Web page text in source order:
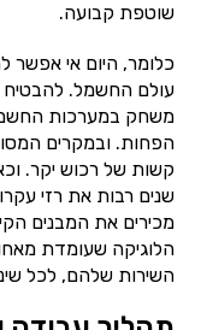
שוטפת קבועה.
כלומר, היום אי
עולם החשמל. להבטיח
משחק במערכות החשמל
הפחות. ובמקרים
קשות של רכוש יקר.
שנים רבות את רזי
מכירים את המבנים
הלוגיקה שעומדת
השירות שלהם, לכל